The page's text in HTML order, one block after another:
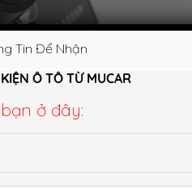
Tin Để Nhận
Ô TÔ TỪ MUCAR
ở đây: